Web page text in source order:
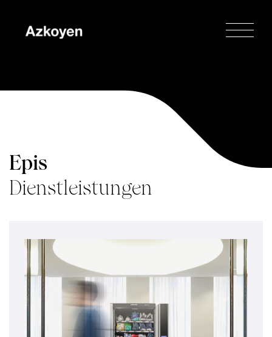
Epis
Home»Epis
Dienstleistungen